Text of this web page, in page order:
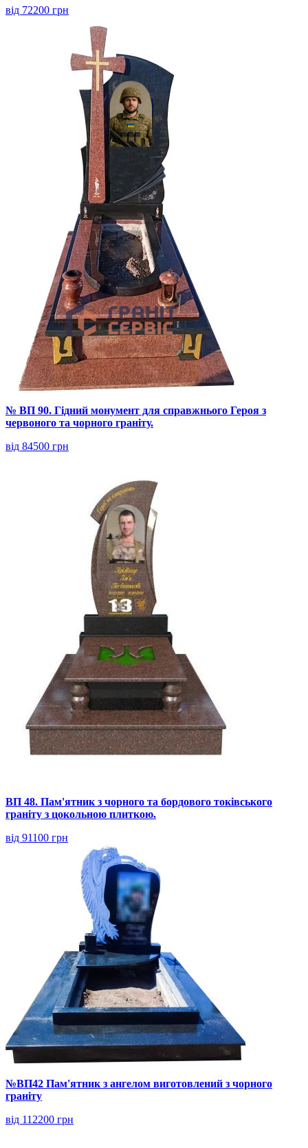
від 72200 грн
№ ВП 90. Гідний монумент для справжнього Героя з
червоного та чорного граніту.
від 84500 грн
ВП 48. Пам'ятник з чорного та бордового токівського
граніту з цокольною плиткою.
від 91100 грн
№ВП42 Пам'ятник з ангелом виготовлений з чорного
граніту
від 112200 грн